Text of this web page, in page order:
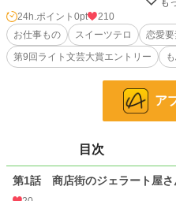
温泉施設はもちろんのこと、その温泉
販売されている。
これからお話するお店は、店主といっ
228,851 位 / 228,851 件
9,587 位 / 9,587 件
お気に入り 9
24h.ポイント 0pt
210
お仕事もの
スイーツテロ 恋愛要
第9回ライト文芸大賞エントリー
ア
目次
第1話 商店街のジェラート屋さ